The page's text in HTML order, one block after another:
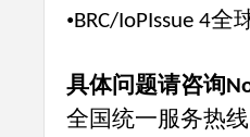
•BRC/IoPIssue 4全
具体问题请咨询
全国统一服务热